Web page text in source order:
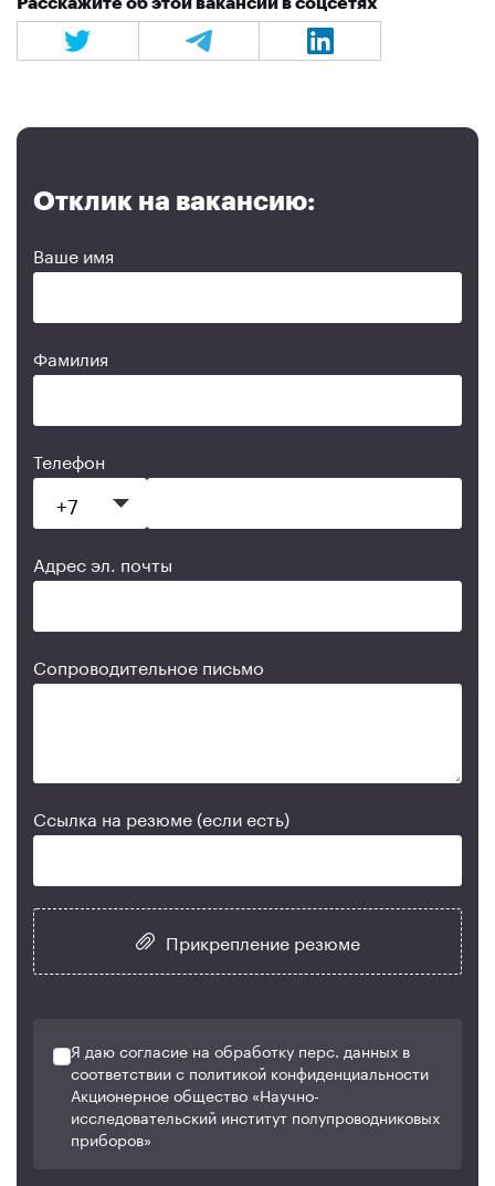
Отклик на вакансию:
Ваше имя
Фамилия
Телефон
Адрес эл. почты
Сопроводительное письмо
Ссылка на резюме (если есть)
Прикрепление резюме
Я даю согласие на обработку перс. данных в
соответствии с политикой конфиденциальности
Акционерное общество «Научно-
исследовательский институт полупроводниковых
приборов»